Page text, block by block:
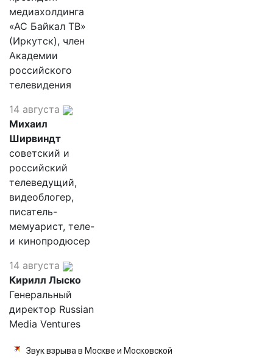
медиахолдинга
«АС Байкал ТВ»
(Иркутск), член
Академии
российского
телевидения
14 августа
Михаил
Ширвиндт
советский и
российский
телеведущий,
видеоблогер,
писатель-
мемуарист, теле-
и кинопродюсер
14 августа
Кирилл Лыско
Генеральный
директор Russian
Media Ventures
Звук взрыва в Москве и Московской